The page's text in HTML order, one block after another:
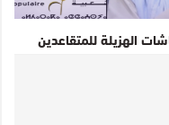
يجب الإنتباه لمطالب